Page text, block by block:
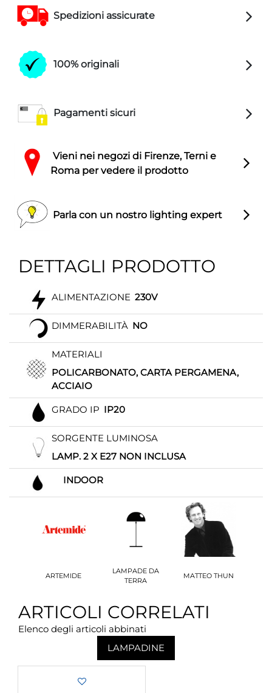
Spedizioni assicurate
100% originali
Pagamenti sicuri
Vieni nei negozi di Firenze, Terni e
Roma per vedere il prodotto
Parla con un nostro lighting expert
DETTAGLI PRODOTTO
ALIMENTAZIONE 230V
DIMMERABILITÀ NO
MATERIALI
POLICARBONATO, CARTA PERGAMENA,
ACCIAIO
GRADO IP IP20
SORGENTE LUMINOSA
LAMP. 2 X E27 NON INCLUSA
INDOOR
ARTEMIDE
LAMPADE DA
TERRA
MATTEO THUN
ARTICOLI CORRELATI
Elenco degli articoli abbinati
LAMPADINE